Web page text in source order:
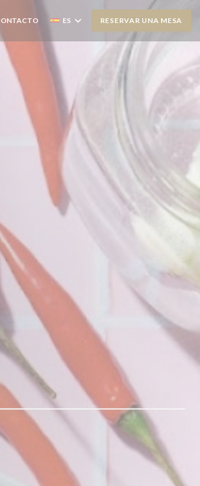
ES RESERVAR UNA MESA